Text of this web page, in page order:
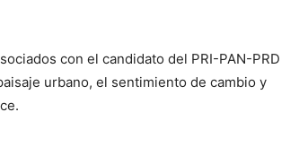
con el candidato del PRI-PAN-PRD
urbano, el sentimiento de cambio y